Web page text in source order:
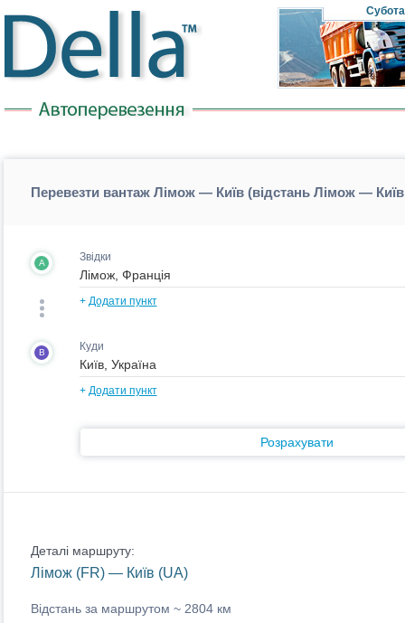
Субота
Перевезти вантаж Лімож — Київ (відстань Лімож — Київ
A Звідки
+ Додати пункт
B Куди
+ Додати пункт
Розрахувати
Деталі маршруту:
Лімож (FR) — Київ (UA)
Відстань за маршрутом ~ 2804 км